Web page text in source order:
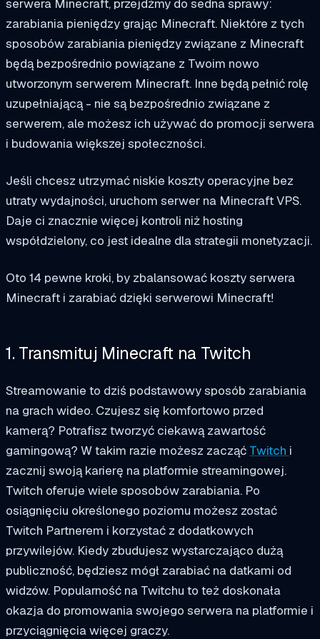
serwera Minecraft, przejdźmy do sedna sprawy:
zarabiania pieniędzy grając Minecraft. Niektóre z tych
sposobów zarabiania pieniędzy związane z Minecraft
będą bezpośrednio powiązane z Twoim nowo
utworzonym serwerem Minecraft. Inne będą pełnić rolę
uzupełniającą - nie są bezpośrednio związane z
serwerem, ale możesz ich używać do promocji serwera
i budowania większej społeczności.
Jeśli chcesz utrzymać niskie koszty operacyjne bez
utraty wydajności, uruchom serwer na Minecraft VPS.
Daje ci znacznie więcej kontroli niż hosting
współdzielony, co jest idealne dla strategii monetyzacji.
Oto 14 pewne kroki, by zbalansować koszty serwera
Minecraft i zarabiać dzięki serwerowi Minecraft!
1. Transmituj Minecraft na Twitch
Streamowanie to dziś podstawowy sposób zarabiania
na grach wideo. Czujesz się komfortowo przed
kamerą? Potrafisz tworzyć ciekawą zawartość
gamingową? W takim razie możesz zacząć Twitch i
zacznij swoją karierę na platformie streamingowej.
Twitch oferuje wiele sposobów zarabiania. Po
osiągnięciu określonego poziomu możesz zostać
Twitch Partnerem i korzystać z dodatkowych
przywilejów. Kiedy zbudujesz wystarczająco dużą
publiczność, będziesz mógł zarabiać na datkami od
widzów. Popularność na Twitchu to też doskonała
okazja do promowania swojego serwera na platformie i
przyciągnięcia więcej graczy.